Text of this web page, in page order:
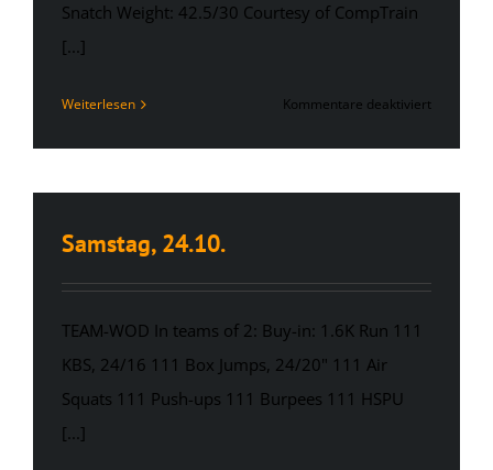
Snatch Weight: 42.5/30 Courtesy of CompTrain
[...]
Weiterlesen Kommentare deaktiviertfür
Samstag, 24.10.
TEAM-WOD In teams of 2: Buy-in: 1.6K Run 111
KBS, 24/16 111 Box Jumps, 24/20" 111 Air
Squats 111 Push-ups 111 Burpees 111 HSPU
[...]